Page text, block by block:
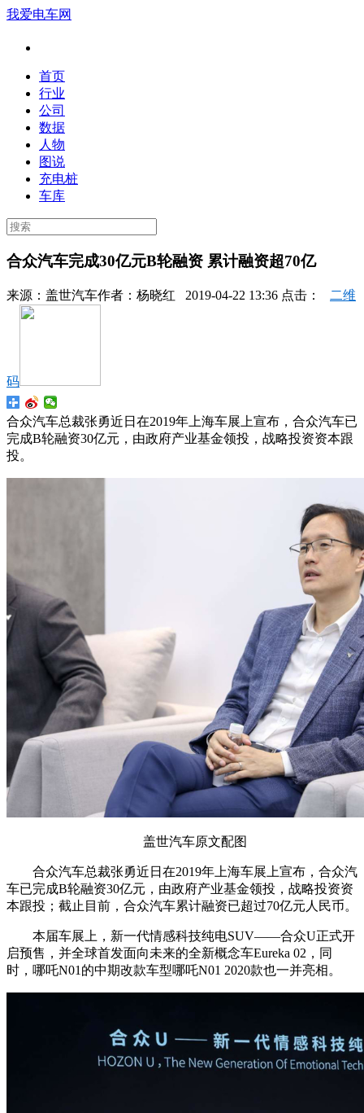
我爱电车网
首页
行业
公司
数据
人物
图说
充电桩
车库
合众汽车完成30亿元B轮融资 累计融资超70亿
来源： 盖世汽车作者： 杨晓红 2019-04-22 13:36 点击： 二维
码
合众汽车总裁张勇近日在2019年上海车展上宣布，合众汽车已
完成B轮融资30亿元，由政府产业基金领投，战略投资资本跟
投。
盖世汽车原文配图
合众汽车总裁张勇近日在2019年上海车展上宣布，合众汽
车已完成B轮融资30亿元，由政府产业基金领投，战略投资资
本跟投；截止目前，合众汽车累计融资已超过70亿元人民币。
本届车展上，新一代情感科技纯电SUV——合众U正式开
启预售，并全球首发面向未来的全新概念车Eureka 02，同
时，哪吒N01的中期改款车型哪吒N01 2020款也一并亮相。